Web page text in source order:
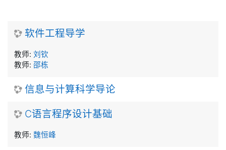
软件工程导学
教师: 刘钦
教师: 邵栋
信息与计算科学导论
C语言程序设计基础
教师: 魏恒峰